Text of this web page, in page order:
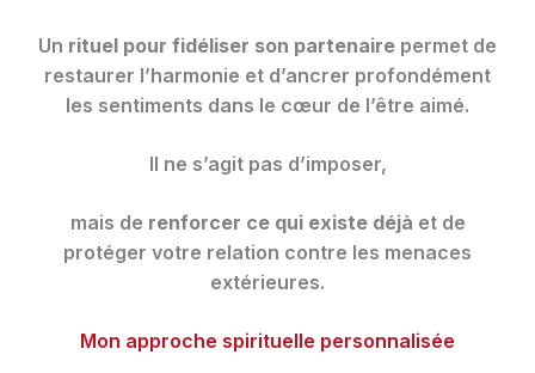
Un rituel pour fidéliser son partenaire permet de
restaurer l’harmonie et d’ancrer profondément
les sentiments dans le cœur de l’être aimé.
Il ne s’agit pas d’imposer,
mais de renforcer ce qui existe déjà et de
protéger votre relation contre les menaces
extérieures.
Mon approche spirituelle personnalisée